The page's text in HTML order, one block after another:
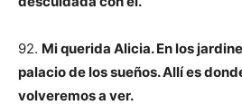
92. Mi querida Alicia. En los
palacio de los sueños. Allí es
volveremos a ver.